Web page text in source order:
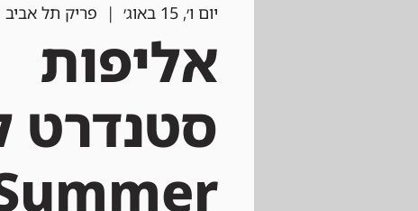
יום ו׳, 15 באוג׳
  |
פריק תל אביב
אליפות
סטנדרט